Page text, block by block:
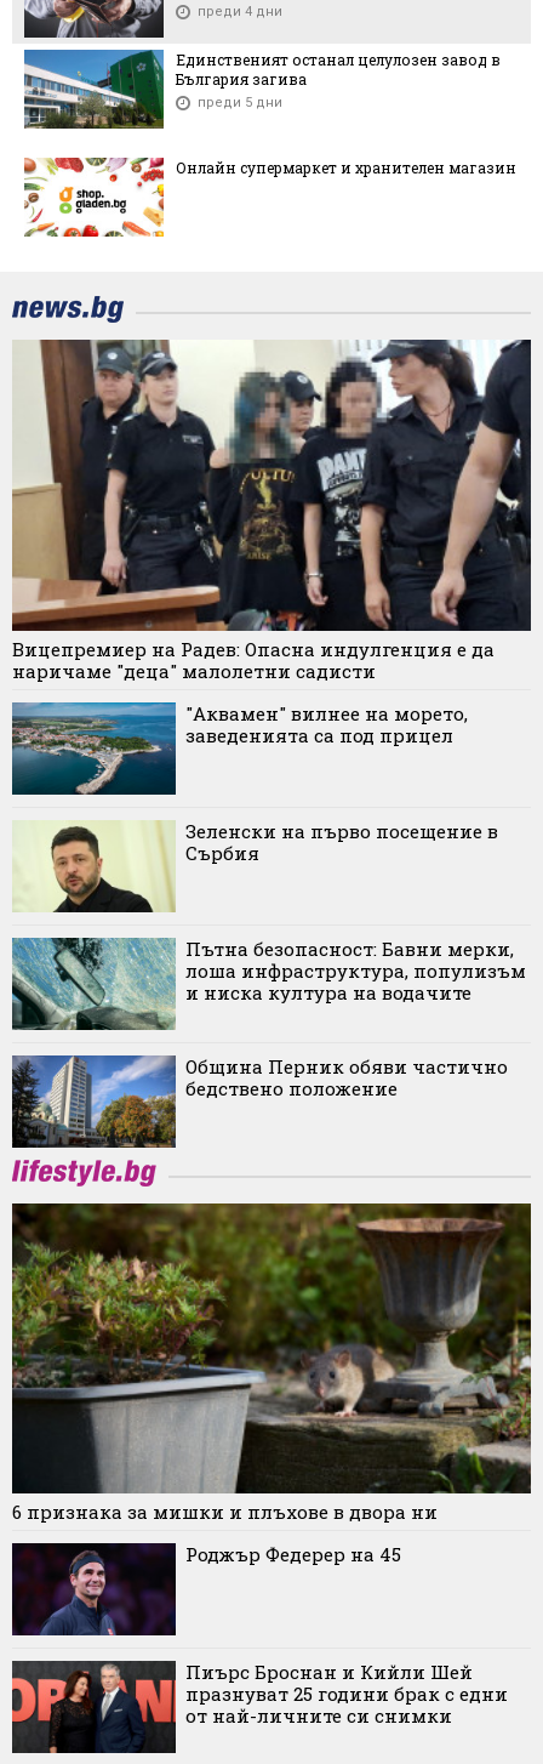
преди 4 дни
Единственият останал целулозен завод в
България загива
преди 5 дни
Онлайн супермаркет и хранителен магазин
Вицепремиер на Радев: Опасна индулгенция е да
наричаме "деца" малолетни садисти
"Аквамен" вилнее на морето,
заведенията са под прицел
Зеленски на първо посещение в
Сърбия
Пътна безопасност: Бавни мерки,
лоша инфраструктура, популизъм
и ниска култура на водачите
Община Перник обяви частично
бедствено положение
6 признака за мишки и плъхове в двора ни
Роджър Федерер на 45
Пиърс Броснан и Кийли Шей
празнуват 25 години брак с едни
от най-личните си снимки